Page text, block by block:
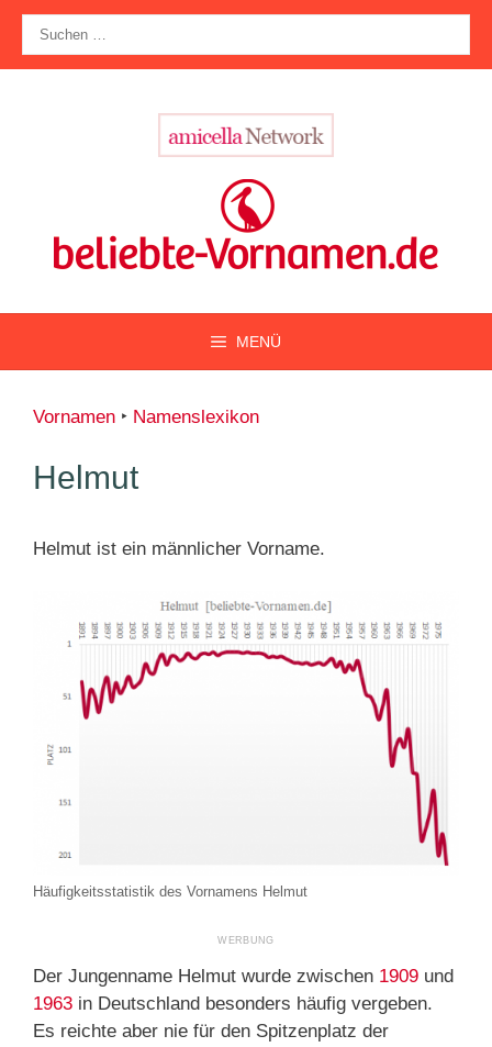
Zum
Inhalt
springen
nach:
MENÜ
Vornamen ‣ Namenslexikon
Helmut
Helmut ist ein männlicher Vorname.
Häufigkeitsstatistik des Vornamens Helmut
Der Jungenname Helmut wurde zwischen 1909 und
1963 in Deutschland besonders häufig vergeben.
Es reichte aber nie für den Spitzenplatz der